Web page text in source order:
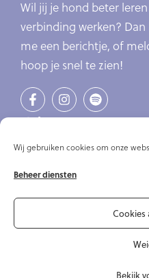
Wij gebruiken cookies om onze
Beheer diensten
Cookies
Bekijk
Wil jij je hond beter
verbinding werken?
me een berichtje, of
hoop je snel te zien!
Links
Online cursus
Online cursussen
Artikelen
Contact